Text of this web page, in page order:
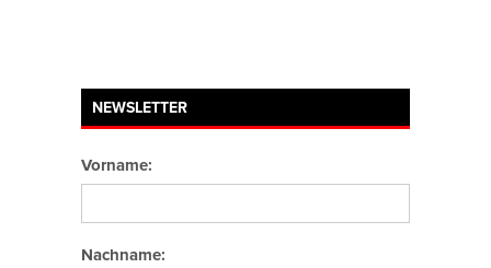
NEWSLETTER
Vorname:
Nachname: